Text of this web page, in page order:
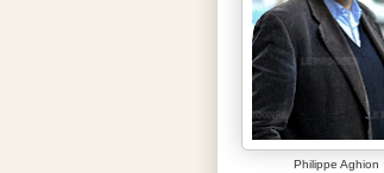
Philippe Aghion